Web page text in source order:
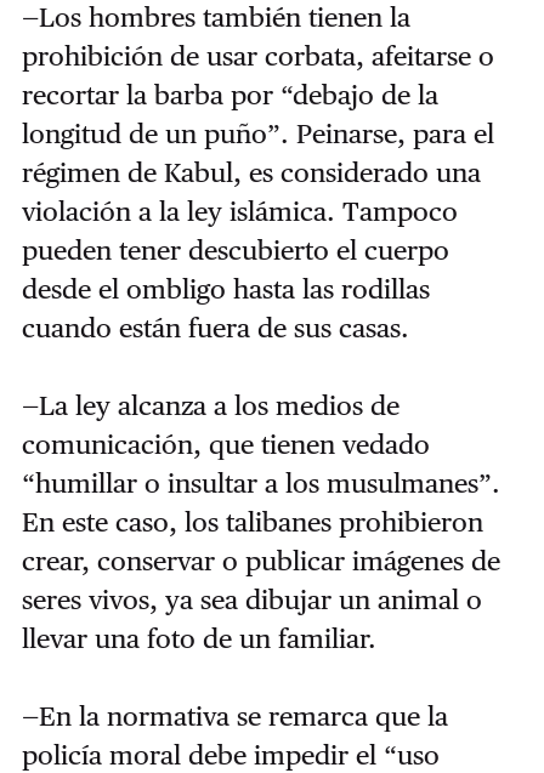
—Los hombres también tienen la
prohibición de usar corbata, afeitarse o
recortar la barba por “debajo de la
longitud de un puño”. Peinarse, para el
régimen de Kabul, es considerado una
violación a la ley islámica. Tampoco
pueden tener descubierto el cuerpo
desde el ombligo hasta las rodillas
cuando están fuera de sus casas.
—La ley alcanza a los medios de
comunicación, que tienen vedado
“humillar o insultar a los musulmanes”.
En este caso, los talibanes prohibieron
crear, conservar o publicar imágenes de
seres vivos, ya sea dibujar un animal o
llevar una foto de un familiar.
—En la normativa se remarca que la
policía moral debe impedir el “uso